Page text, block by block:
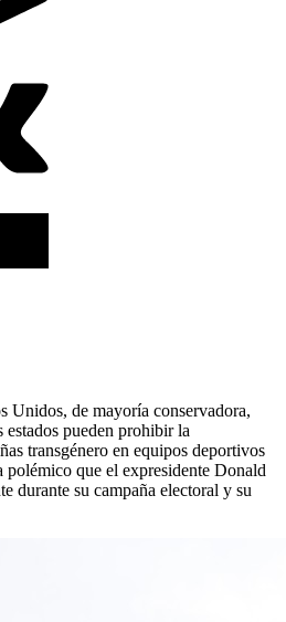
Unidos, de mayoría conservadora,
estados pueden prohibir la
transgénero en equipos deportivos
polémico que el expresidente Donald
durante su campaña electoral y su